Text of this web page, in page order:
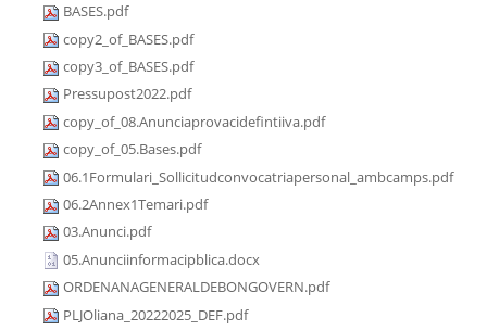
BASES.pdf
copy2_of_BASES.pdf
copy3_of_BASES.pdf
Pressupost2022.pdf
copy_of_08.Anunciaprovacidefintiiva.pdf
copy_of_05.Bases.pdf
06.1Formulari_Sollicitudconvocatriapersonal_ambcamps.pdf
06.2Annex1Temari.pdf
03.Anunci.pdf
05.Anunciinformacipblica.docx
ORDENANAGENERALDEBONGOVERN.pdf
PLJOliana_20222025_DEF.pdf